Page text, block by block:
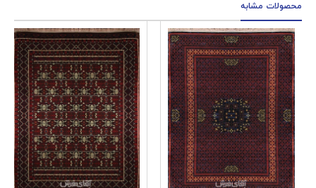
محصولات مشابه